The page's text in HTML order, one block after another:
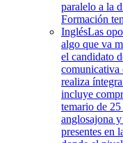
paralelo a la
Formación
InglésLas
algo que va
el candidato
comunicativa
realiza
incluye
temario de
anglosajona
presentes en